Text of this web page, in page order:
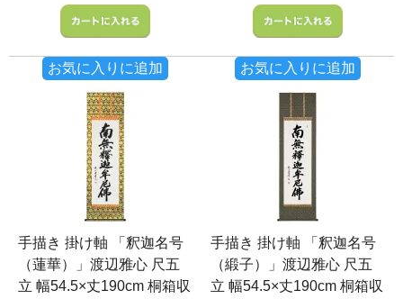
お気に入りに追加 お気に入りに追加
手描き 掛け軸 「釈迦名号
（蓮華）」渡辺雅心 尺五
立 幅54.5×丈190cm 桐箱収
手描き 掛け軸 「釈迦名号
（緞子）」渡辺雅心 尺五
立 幅54.5×丈190cm 桐箱収